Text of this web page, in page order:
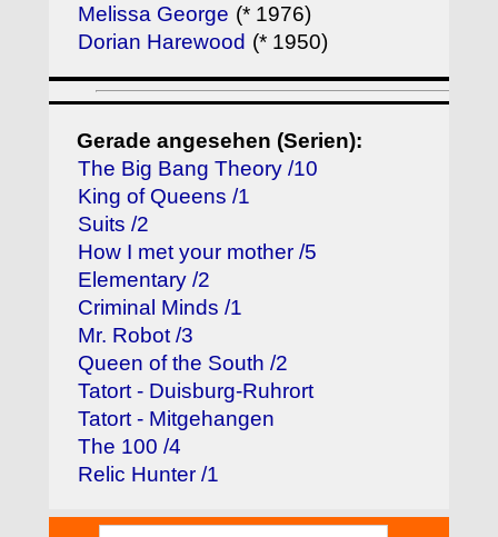
Melissa George (* 1976)
Dorian Harewood (* 1950)
Gerade angesehen (Serien):
The Big Bang Theory /10
King of Queens /1
Suits /2
How I met your mother /5
Elementary /2
Criminal Minds /1
Mr. Robot /3
Queen of the South /2
Tatort - Duisburg-Ruhrort
Tatort - Mitgehangen
The 100 /4
Relic Hunter /1